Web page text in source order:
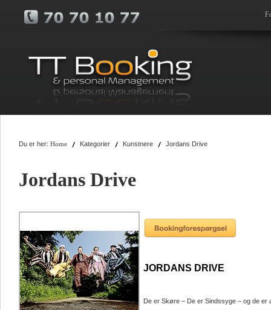
Du er her: Home Kategorier Kunstnere Jordans Drive
Jordans Drive
JORDANS DRIVE
De er Skøre – De er Sindssyge – og de er